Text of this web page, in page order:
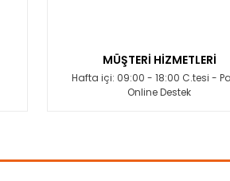
MÜŞTERİ HİZMETLERİ
Hafta içi: 09:00 - 18:00 C.tesi -
Online Destek